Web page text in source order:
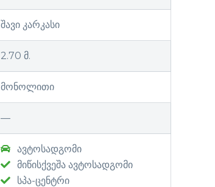
შავი კარკასი
2.70 მ.
მონოლითი
—
ავტოსადგომი
მიწისქვეშა ავტოსადგომი
სპა-ცენტრი